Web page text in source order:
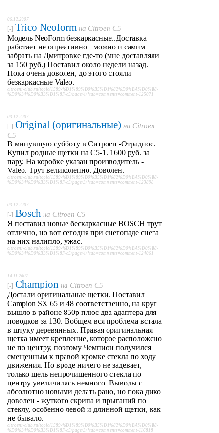
06.12.2007
[-] Trico Neoform на Citroen C5
Модель NeoForm безкаркасные..Доставка
работает не опреативно - можно и самим
забрать на Дмитровке где-то (мне доставляли
за 150 руб.) Поставил около недели назад.
Пока очень доволен, до этого стояли
безкаркасные Valeo.
citroens-club.ru/topic/1589-%D1%89%D0%B5%D1%82%D0%BA%D0%B8-
%D0%B4%D0%BB%D1%8F-c5/page/4/?tab=comments#comment-125071
03.12.2007
[-] Original (оригинальные) на Citroen
C5
В минувшую субботу в Ситроен -Отрадное.
Купил родные щетки на С5-1. 1600 руб. за
пару. На коробке указан производитель -
Valeo. Трут великолепно. Доволен.
citroens-club.ru/topic/1589-%D1%89%D0%B5%D1%82%D0%BA%D0%B8-
%D0%B4%D0%BB%D1%8F-c5/page/3/?tab=comments#comment-123898
03.12.2007
[-] Bosch на Citroen C5
Я поставил новые бескаркасные BOSCH трут
отлично, но вот сегодня при снегопаде снега
на них налипло, ужас.
citroens-club.ru/topic/1589-%D1%89%D0%B5%D1%82%D0%BA%D0%B8-
%D0%B4%D0%BB%D1%8F-c5/page/4/?tab=comments#comment-124061
14.11.2007
[-] Champion на Citroen C5
Достали оригинальные щетки. Поставил
Campion SX 65 и 48 соответственно, на круг
вышло в районе 850р плюс два адаптера для
поводков за 130. Вобщем вся проблема встала
в штуку деревянных. Правая оригинальная
щетка имеет крепление, которое расположено
не по центру, поэтому Чемпион получился
смещенным к правой кромке стекла по ходу
движения. Но вроде ничего не задевает,
только щель непрочищенного стекла по
центру увеличилась немного. Выводы с
абсолютно новыми делать рано, но пока дико
доволен - жуткого скрипа и прыганий по
стеклу, особенно левой и длинной щетки, как
не бывало.
citroens-club.ru/topic/1589-%D1%89%D0%B5%D1%82%D0%BA%D0%B8-
%D0%B4%D0%BB%D1%8F-c5/page/3/?tab=comments#comment-116818